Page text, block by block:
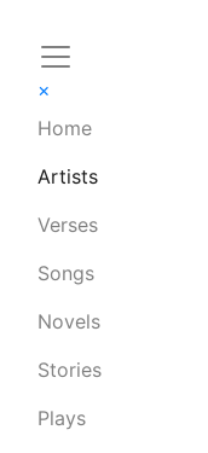
×
Home
Artists
Verses
Songs
Novels
Stories
Plays